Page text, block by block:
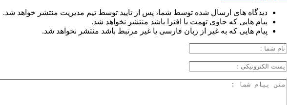
دیدگاه های ارسال شده توسط شما، پس از تایید توسط تیم مدیریت منتشر خواهد شد.
پیام هایی که حاوی تهمت یا افترا باشد منتشر نخواهد شد.
پیام هایی که به غیر از زبان فارسی یا غیر مرتبط باشد منتشر نخواهد شد.